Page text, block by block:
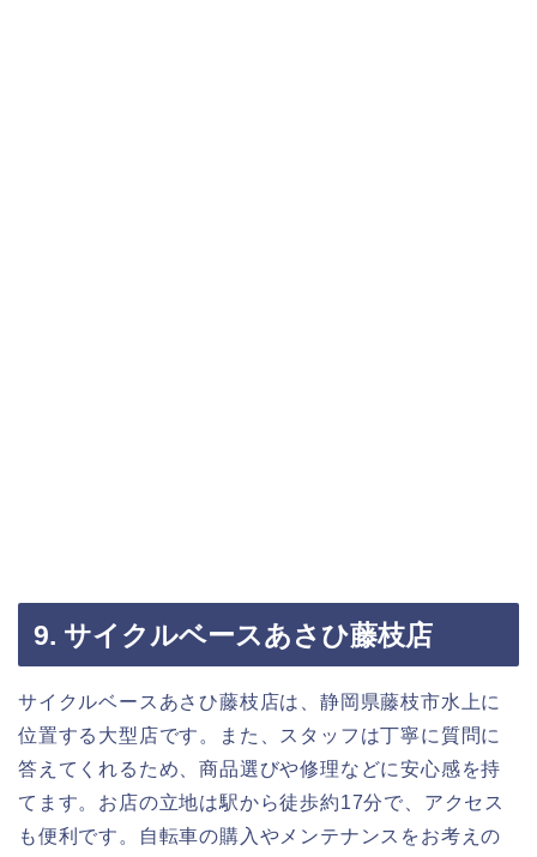
9. サイクルベースあさひ藤枝店
サイクルベースあさひ藤枝店は、静岡県藤枝市水上に
位置する大型店です。また、スタッフは丁寧に質問に
答えてくれるため、商品選びや修理などに安心感を持
てます。お店の立地は駅から徒歩約17分で、アクセス
も便利です。自転車の購入やメンテナンスをお考えの